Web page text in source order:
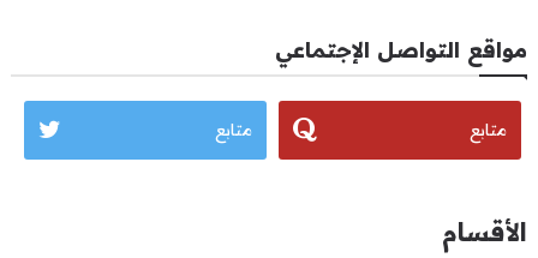
مواقع التواصل الإجتماعي
متابع متابع
الأقسام